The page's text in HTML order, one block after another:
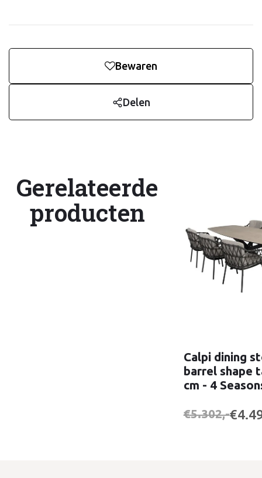
Bewaren
Delen
Gerelateerde
producten
Calpi dining
barrel shape
cm - 4
€5.302,-